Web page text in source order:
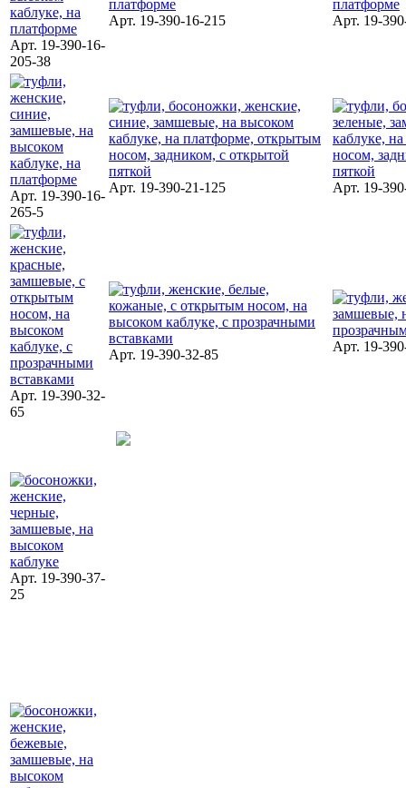
Арт. 19-390-16-
205-38
Арт. 19-390-16-215 Арт. 19-
Арт. 19-390-16-
265-5
Арт. 19-390-21-125 Арт. 19-
Арт. 19-390-32-
65
Арт. 19-390-32-85
Арт. 19-
Арт. 19-390-37-
25